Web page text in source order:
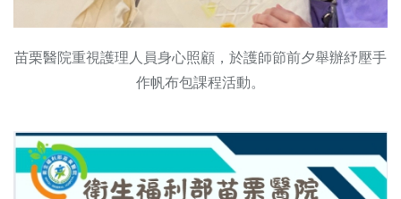
苗栗醫院重視護理人員身心照顧，於護師節前夕舉辦紓壓手
作帆布包課程活動。